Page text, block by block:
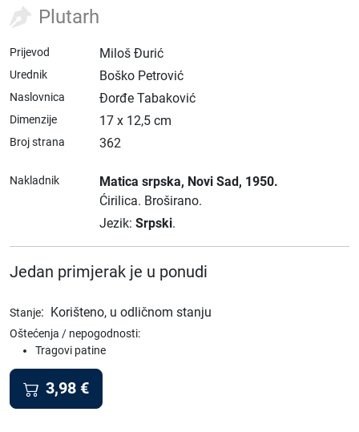
Plutarh
Prijevod Miloš Đurić
Urednik Boško Petrović
Naslovnica Đorđe Tabaković
Dimenzije 17 x 12,5 cm
Broj strana 362
Nakladnik Matica srpska, Novi Sad, 1950.
Ćirilica. Broširano.
Jezik: Srpski.
Jedan primjerak je u ponudi
Stanje: Korišteno, u odličnom stanju
Oštećenja / nepogodnosti:
Tragovi patine
3,98 €